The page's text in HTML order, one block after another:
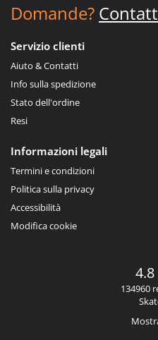
Domande?
Servizio clienti
Aiuto & Contatti
Info sulla spedizione
Stato dell'ordine
Resi
Informazioni legali
Termini e condizioni
Politica sulla privacy
Accessibilità
Modifica cookie
134960